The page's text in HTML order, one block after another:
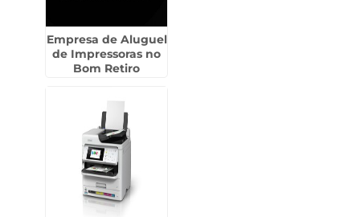
Empresa de Aluguel
de Impressoras no
Bom Retiro